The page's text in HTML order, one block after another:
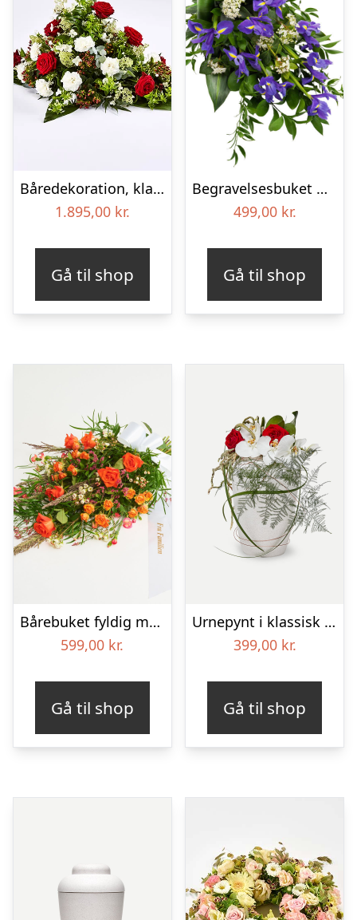
Båredekoration, klassisk – Blomster til begravelse
1.895,00 kr.
Gå til shop
Begravelses­buket med iris
499,00 kr.
Gå til shop
Bårebuket fyldig med bånd
599,00 kr.
Gå til shop
Urnepynt i klassisk stil – rød og hvid
399,00 kr.
Gå til shop